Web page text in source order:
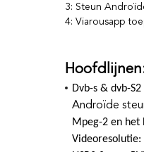
3: Steun
4: Viarousapp
Dvb-s & dvb-
Androïde
Mpeg-2 en het
Videoresolutie: